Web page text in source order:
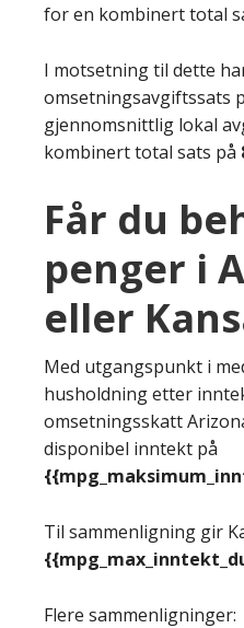
for en kombinert total
I motsetning til dette
omsetningsavgiftssats
gjennomsnittlig lokal
kombinert total sats på
Får du
penger i
eller
Med utgangspunkt i
husholdning etter
omsetningsskatt
disponibel inntekt på
Til sammenligning gir
Flere sammenligninger: